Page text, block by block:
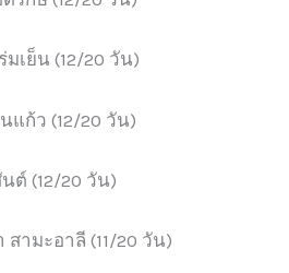
เย็น (12/20 วัน)
แก้ว (12/20 วัน)
ต์ (12/20 วัน)
ามะอาลี (11/20 วัน)